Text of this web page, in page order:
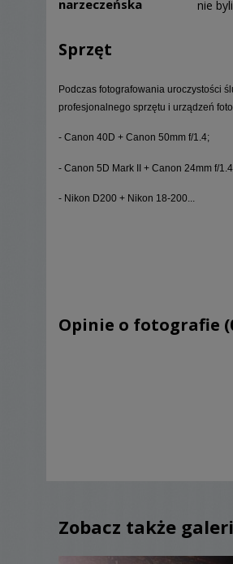
narzeczeńska
nie
Sprzęt
Podczas fotografowania uroczystości
profesjonalnego sprzętu i urządzeń
- Canon 40D + Canon 50mm f/1.4;
- Canon 5D Mark II + Canon 24mm f/
- Nikon D200 + Nikon 18-200...
Opinie o fotografie
Zobacz także